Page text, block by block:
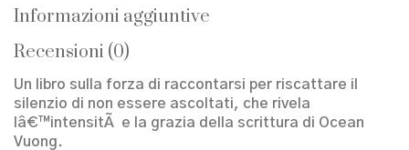
Informazioni aggiuntive
Recensioni (0)
Un libro sulla forza di raccontarsi per riscattare il
silenzio di non essere ascoltati, che rivela
lâ€™intensitÃ e la grazia della scrittura di Ocean
Vuong.